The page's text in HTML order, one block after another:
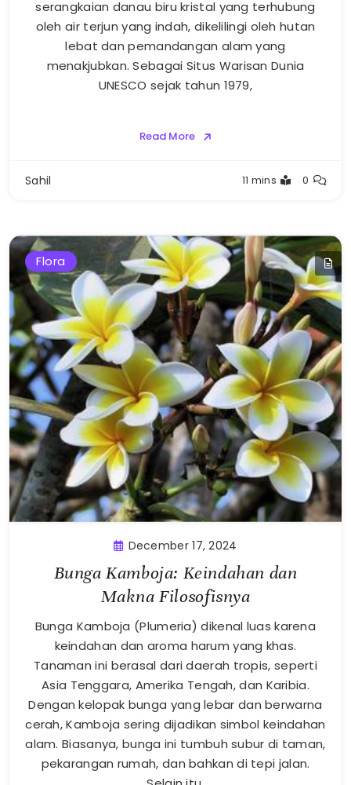
serangkaian danau biru kristal yang terhubung
oleh air terjun yang indah, dikelilingi oleh hutan
lebat dan pemandangan alam yang
menakjubkan. Sebagai Situs Warisan Dunia
UNESCO sejak tahun 1979,
Read More
Sahil 11 mins 0
Flora
December 17, 2024
Bunga Kamboja: Keindahan dan
Makna Filosofisnya
Bunga Kamboja (Plumeria) dikenal luas karena
keindahan dan aroma harum yang khas.
Tanaman ini berasal dari daerah tropis, seperti
Asia Tenggara, Amerika Tengah, dan Karibia.
Dengan kelopak bunga yang lebar dan berwarna
cerah, Kamboja sering dijadikan simbol keindahan
alam. Biasanya, bunga ini tumbuh subur di taman,
pekarangan rumah, dan bahkan di tepi jalan.